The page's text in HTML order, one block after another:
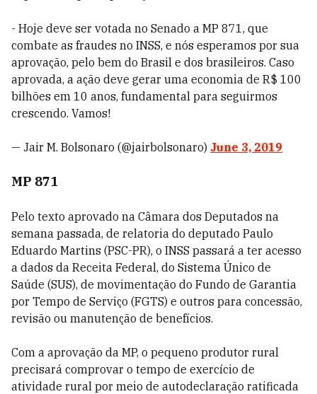
- Hoje deve ser votada no Senado a MP 871, que
combate as fraudes no INSS, e nós esperamos por sua
aprovação, pelo bem do Brasil e dos brasileiros. Caso
aprovada, a ação deve gerar uma economia de R$ 100
bilhões em 10 anos, fundamental para seguirmos
crescendo. Vamos!
— Jair M. Bolsonaro (@jairbolsonaro) June 3, 2019
MP 871
Pelo texto aprovado na Câmara dos Deputados na
semana passada, de relatoria do deputado Paulo
Eduardo Martins (PSC-PR), o INSS passará a ter acesso
a dados da Receita Federal, do Sistema Único de
Saúde (SUS), de movimentação do Fundo de Garantia
por Tempo de Serviço (FGTS) e outros para concessão,
revisão ou manutenção de benefícios.
Com a aprovação da MP, o pequeno produtor rural
precisará comprovar o tempo de exercício de
atividade rural por meio de autodeclaração ratificada